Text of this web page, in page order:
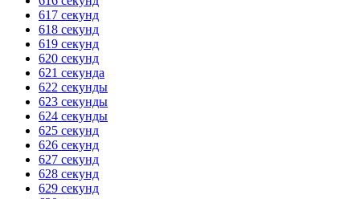
617 секунд
618 секунд
619 секунд
620 секунд
621 секунда
622 секунды
623 секунды
624 секунды
625 секунд
626 секунд
627 секунд
628 секунд
629 секунд